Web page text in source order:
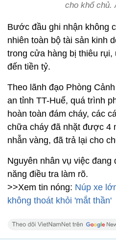
cho khổ chủ.
Bước đầu ghi nhận không
nhiên toàn bộ tài sản kinh
trong cửa hàng bị thiêu
đến tiền tỷ.
Theo lãnh đạo Phòng
an tỉnh TT-Huế, quá trình
hoàn toàn đám cháy, các
chữa cháy đã nhặt được 4
nhẫn vàng, đã trả lại cho
Nguyên nhân vụ việc
năng điều tra làm rõ.
>>Xem tin nóng: Núp xe
không thoát khỏi 'mắt thần'